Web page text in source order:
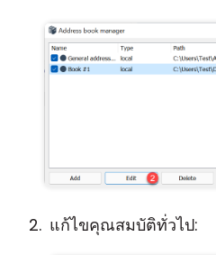
แก้ไขคุณสมบัติทั่วไป: